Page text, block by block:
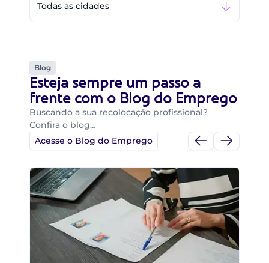
Todas as cidades
Blog
Esteja sempre um passo a
frente com o Blog do Emprego
Buscando a sua recolocação profissional?
Confira o blog…
Acesse o Blog do Emprego